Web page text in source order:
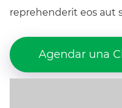
reprehenderit eos aut
Agendar una